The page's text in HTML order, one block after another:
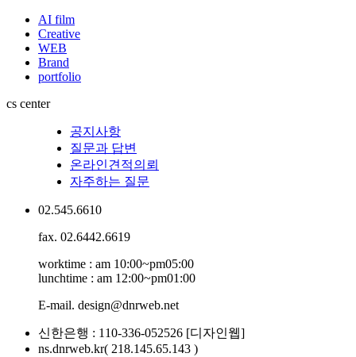
AI film
Creative
WEB
Brand
portfolio
cs center
공지사항
질문과 답변
온라인견적의뢰
자주하는 질문
02.545.6610
fax. 02.6442.6619
worktime : am 10:00~pm05:00
lunchtime : am 12:00~pm01:00
E-mail. design@dnrweb.net
신한은행 : 110-336-052526 [디자인웹]
ns.dnrweb.kr( 218.145.65.143 )